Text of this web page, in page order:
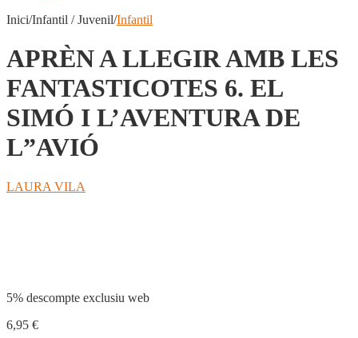
Inici/Infantil / Juvenil/Infantil
APRÈN A LLEGIR AMB LES
FANTASTICOTES 6. EL
SIMÓ I L’AVENTURA DE
L”AVIÓ
LAURA VILA
5% descompte exclusiu web
6,95 €